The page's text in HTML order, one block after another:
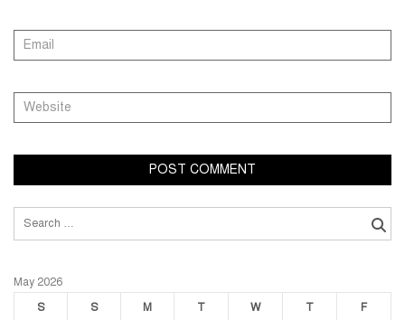
Search
May 2026
S
S M T W T F